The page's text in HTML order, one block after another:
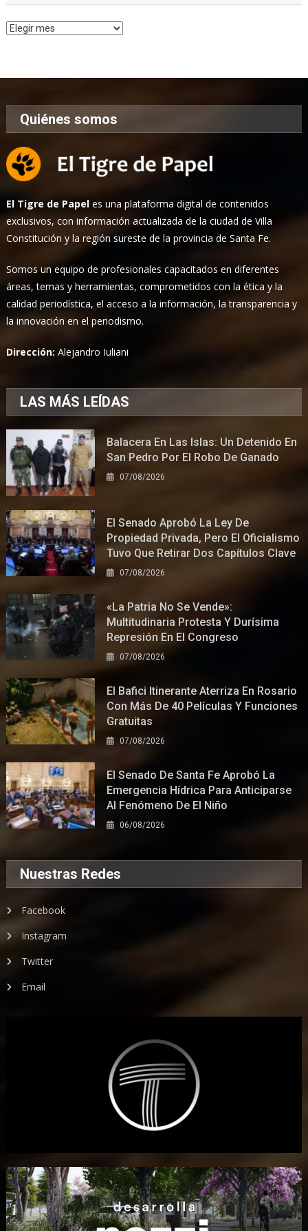
Archivo
Quiénes somos
El Tigre de Papel es una plataforma digital de contenidos
exclusivos, con información actualizada de la ciudad de Villa
Constitución y la región sureste de la provincia de Santa Fe.
Somos un equipo de profesionales capacitados en diferentes
áreas, temas y herramientas, comprometidos con la ética y la
calidad periodística, el acceso a la información, la transparencia y
la innovación en el periodismo.
Dirección:Alejandro Iuliani
LAS MÁS LEÍDAS
Balacera En Las Islas: Un Detenido En
San Pedro Por El Robo De Ganado
07/08/2026
El Senado Aprobó La Ley De
Propiedad Privada, Pero El Oficialismo
Tuvo Que Retirar Dos Capítulos Clave
07/08/2026
«La Patria No Se Vende»:
Multitudinaria Protesta Y Durísima
Represión En El Congreso
07/08/2026
El Bafici Itinerante Aterriza En Rosario
Con Más De 40 Películas Y Funciones
Gratuitas
07/08/2026
El Senado De Santa Fe Aprobó La
Emergencia Hídrica Para Anticiparse
Al Fenómeno De El Niño
06/08/2026
Nuestras Redes
Facebook
Instagram
Twitter
Email